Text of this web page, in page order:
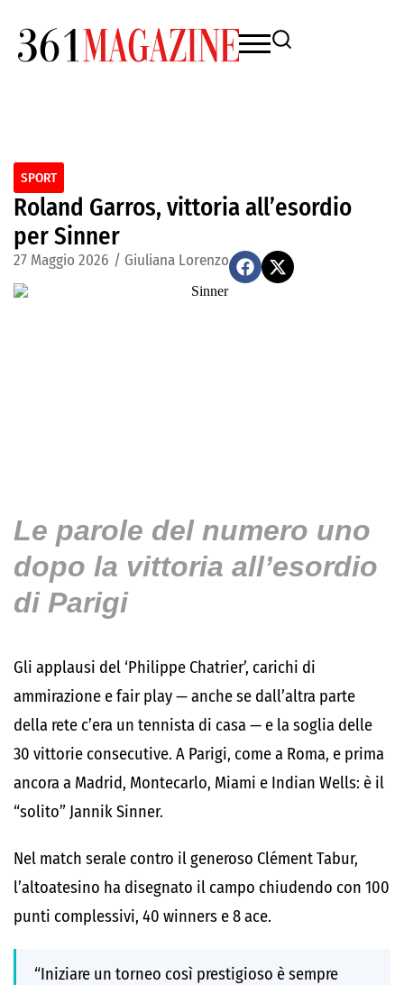
SPORT
Roland Garros, vittoria all’esordio
per Sinner
27 Maggio 2026 / Giuliana Lorenzo
Le parole del numero uno
dopo la vittoria all’esordio
di Parigi
Gli applausi del ‘Philippe Chatrier’, carichi di
ammirazione e fair play — anche se dall’altra parte
della rete c’era un tennista di casa — e la soglia delle
30 vittorie consecutive. A Parigi, come a Roma, e prima
ancora a Madrid, Montecarlo, Miami e Indian Wells: è il
“solito” Jannik Sinner.
Nel match serale contro il generoso Clément Tabur,
l’altoatesino ha disegnato il campo chiudendo con 100
punti complessivi, 40 winners e 8 ace.
“Iniziare un torneo così prestigioso è sempre